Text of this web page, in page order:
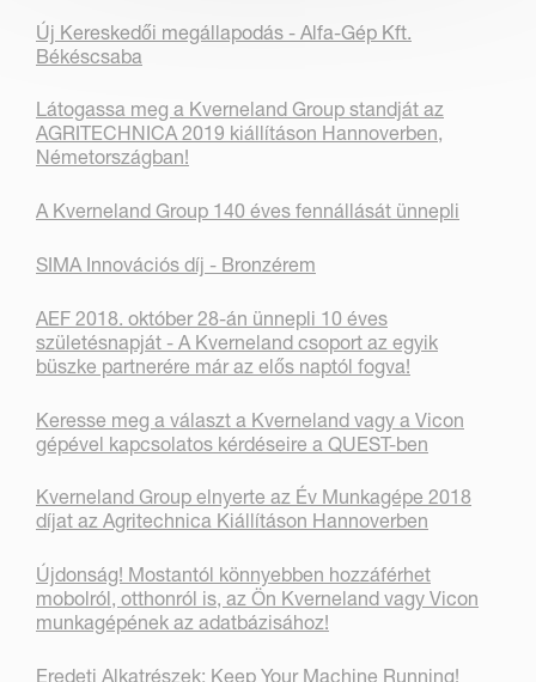
Új Kereskedői megállapodás - Alfa-Gép Kft.
Békéscsaba
Látogassa meg a Kverneland Group standját az
AGRITECHNICA 2019 kiállításon Hannoverben,
Németországban!
A Kverneland Group 140 éves fennállását ünnepli
SIMA Innovációs díj - Bronzérem
AEF 2018. október 28-án ünnepli 10 éves
születésnapját - A Kverneland csoport az egyik
büszke partnerére már az elős naptól fogva!
Keresse meg a választ a Kverneland vagy a Vicon
gépével kapcsolatos kérdéseire a QUEST-ben
Kverneland Group elnyerte az Év Munkagépe 2018
díjat az Agritechnica Kiállításon Hannoverben
Újdonság! Mostantól könnyebben hozzáférhet
mobolról, otthonról is, az Ön Kverneland vagy Vicon
munkagépének az adatbázisához!
Eredeti Alkatrészek: Keep Your Machine Running!